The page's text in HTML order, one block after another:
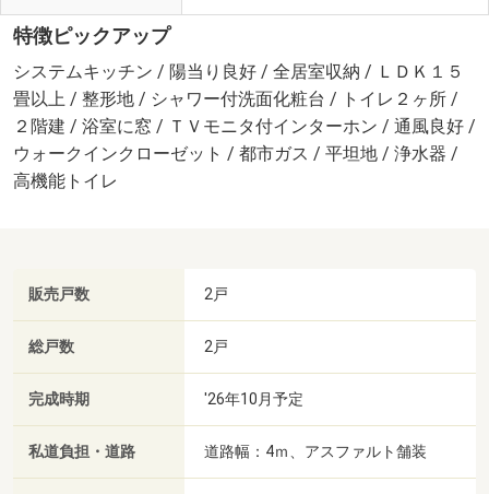
特徴ピックアップ
システムキッチン / 陽当り良好 / 全居室収納 / ＬＤＫ１５
畳以上 / 整形地 / シャワー付洗面化粧台 / トイレ２ヶ所 /
２階建 / 浴室に窓 / ＴＶモニタ付インターホン / 通風良好 /
ウォークインクローゼット / 都市ガス / 平坦地 / 浄水器 /
高機能トイレ
販売戸数 2戸
総戸数 2戸
完成時期 '26年10月予定
私道負担・道路 道路幅：4ｍ、アスファルト舗装